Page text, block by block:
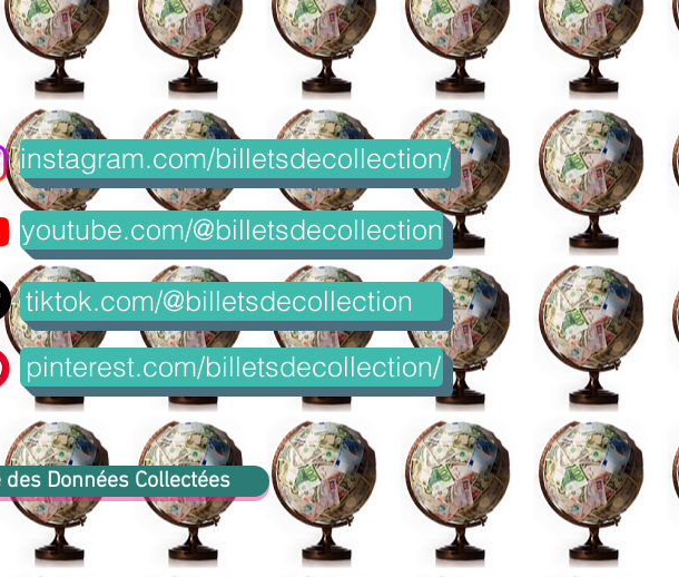
instagram.com/billetsdecollection/
youtube.com/@billetsdecollection
tiktok.com/@billetsdecollection
pinterest.com/billetsdecollection/
Données Collectées